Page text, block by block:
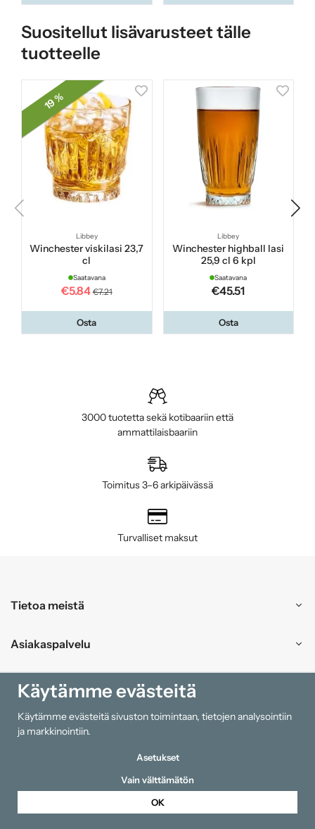
Suositellut lisävarusteet tälle
tuotteelle
19 %
Libbey
Winchester viskilasi 23,7
cl
Saatavana
€5.84 €7.21
Osta
Libbey
Winchester highball lasi
25,9 cl 6 kpl
Saatavana
€45.51
Osta
3000 tuotetta sekä kotibaariin että
ammattilaisbaariin
Toimitus 3–6 arkipäivässä
Turvalliset maksut
Tietoa meistä
Asiakaspalvelu
Ostokset
Tiedot
Käytämme evästeitä
Käytämme evästeitä sivuston toimintaan, tietojen analysointiin
ja markkinointiin.
Asetukset
Vain välttämätön
OK